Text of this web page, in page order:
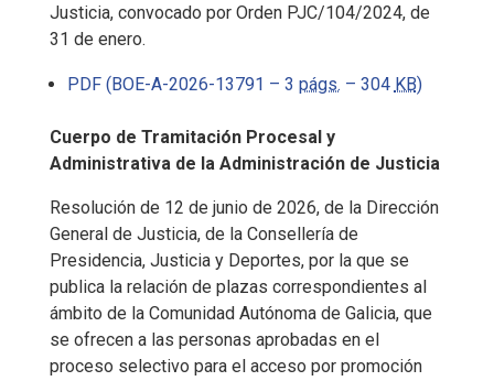
Justicia, convocado por Orden PJC/104/2024, de
31 de enero.
PDF (BOE-A-2026-13791 – 3 págs. – 304 KB)
Cuerpo de Tramitación Procesal y
Administrativa de la Administración de Justicia
Resolución de 12 de junio de 2026, de la Dirección
General de Justicia, de la Consellería de
Presidencia, Justicia y Deportes, por la que se
publica la relación de plazas correspondientes al
ámbito de la Comunidad Autónoma de Galicia, que
se ofrecen a las personas aprobadas en el
proceso selectivo para el acceso por promoción